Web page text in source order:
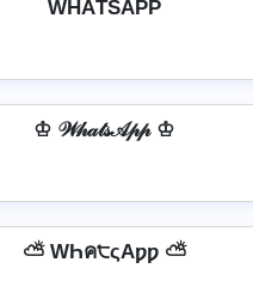
WĤĂŤŚAРР
♔ 𝒲𝒽𝒶𝓉𝓈𝒜𝓅𝓅 ♔
⛅ WҺค੮ςAƿƿ ⛅